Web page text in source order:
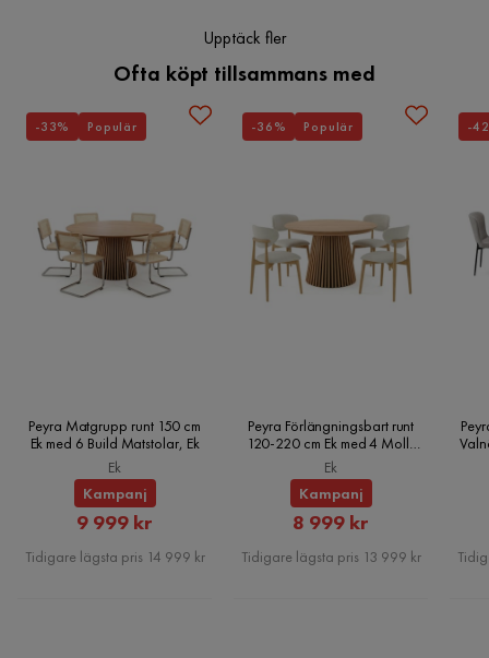
1.Dammsug med lämpligt tillbehör
2.Rengör med torrschampo och en våt svamp eller med
Specifikationer
Fyllnadsmaterial: Cellplastkulor (EPS)
Viktkapacitet (kg): 90
Sittande yta (cm): 50x50
Produktens vikt (kg): 2.6
Utomhus/inomhus: Inomhus
Skötselanvisningar: Jute: Dammsug med lämpligt
tillbehör.
Upptäck fler
Ofta köpt tillsammans med
Peyra Matgrupp runt 150 cm
Ek med 6 Build Matstolar, Ek
Ek
Kampanj
Rabatterat
Pris
9 999 kr
Tidigare lägsta pris 14 999 kr
-33% Populär
Peyra Förlängningsbart runt
120-220 cm Ek med 4 Molly
Matstolar, Ek
Ek
Kampanj
Rabatterat
Pris
8 999 kr
Tidigare lägsta pris 13 999 kr
-36% Populär -